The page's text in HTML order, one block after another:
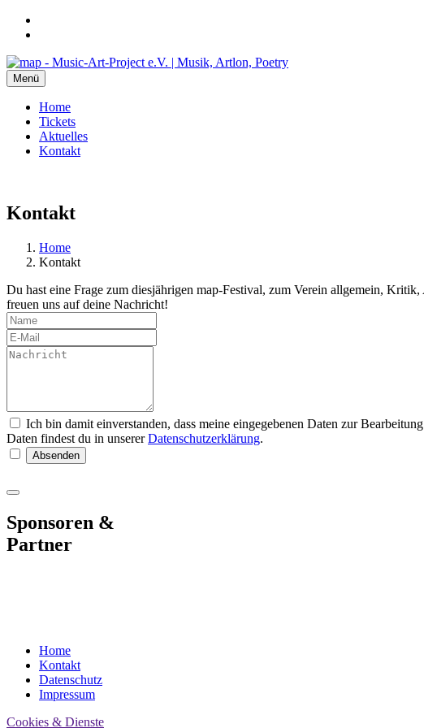
Menü
Home
Tickets
Aktuelles
Kontakt
Kontakt
Home
Kontakt
Du hast eine Frage zum diesjährigen map-Festival, zum Verein allgemein,
freuen uns auf deine Nachricht!
Ich bin damit einverstanden, dass meine eingegebenen Daten zur
Daten findest du in unsererDatenschutzerklärung.
Absenden
Sponsoren &
Partner
Home
Kontakt
Datenschutz
Impressum
Cookies & Dienste